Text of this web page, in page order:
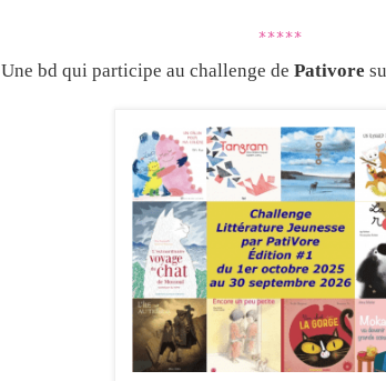
*****
Une bd qui participe au challenge de Pativore